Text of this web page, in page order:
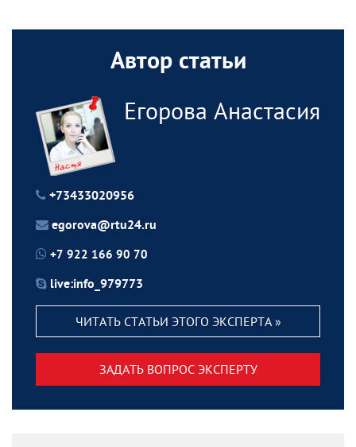
Автор статьи
Егорова Анастасия
+73433020956
egorova@rtu24.ru
+7 922 166 90 70
live:info_979773
ЧИТАТЬ СТАТЬИ ЭТОГО ЭКСПЕРТА »
ЗАДАТЬ ВОПРОС ЭКСПЕРТУ